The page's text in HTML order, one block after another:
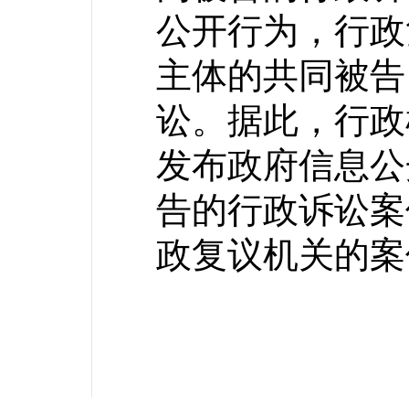
公开行为，行
主体的共同被
讼。据此，行
发布政府信息
告的行政诉讼
政复议机关的